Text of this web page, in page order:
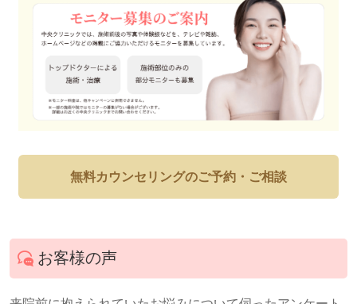
無料カウンセリングのご予約・ご相談
お客様の声